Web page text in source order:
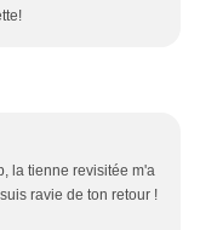
la tienne revisitée m'a
ravie de ton retour !